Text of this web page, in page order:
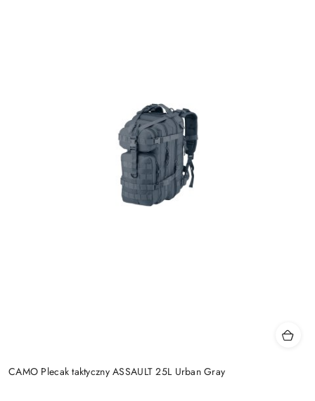
CAMO Plecak taktyczny ASSAULT 25L Urban Gray